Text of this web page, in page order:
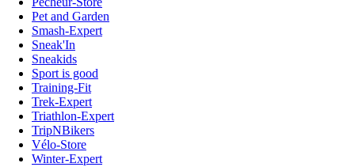
Pet and Garden
Smash-Expert
Sneak'In
Sneakids
Sport is good
Training-Fit
Trek-Expert
Triathlon-Expert
TripNBikers
Vélo-Store
Winter-Expert